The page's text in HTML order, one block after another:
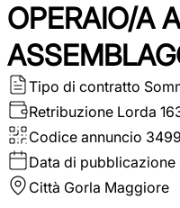
OPERAIO/A
Tipo di contratto
Retribuzione Lorda
Codice annuncio
Data di pubblicazione
Città Gorla Maggiore